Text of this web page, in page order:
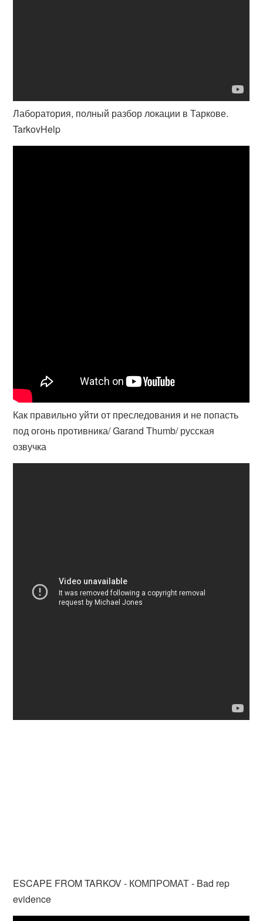
Лаборатория, полный разбор локации в Таркове.
TarkovHelp
Как правильно уйти от преследования и не попасть
под огонь противника/ Garand Thumb/ русская
озвучка
ESCAPE FROM TARKOV - КОМПРОМАТ - Bad rep
evidence